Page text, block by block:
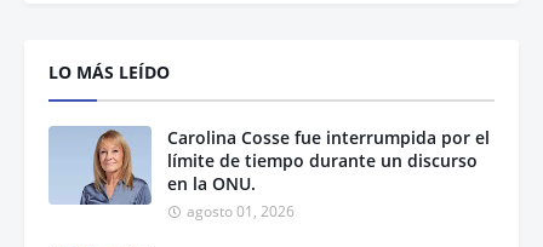
LO MÁS LEÍDO
Carolina Cosse fue interrumpida por el
límite de tiempo durante un discurso
en la ONU.
agosto 01, 2026